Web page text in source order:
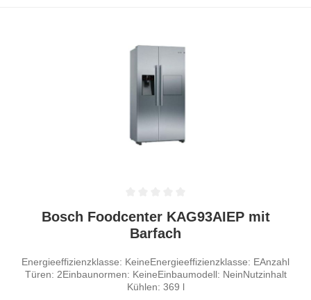
Durchschnittliche Bewertung von 0 von 5 Sternen
Bosch Foodcenter KAG93AIEP mit
Barfach
Energieeffizienzklasse: KeineEnergieeffizienzklasse: EAnzahl
Türen: 2Einbaunormen: KeineEinbaumodell: NeinNutzinhalt
Kühlen: 369 l